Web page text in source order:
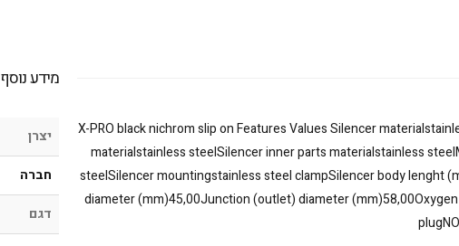
X-PRO black nichrom slip on Features Values Silencer
materialstainless steelSilencer inner parts materialstainless
steelSilencer mountingstainless steel clampSilencer body lenght
diameter (mm)45,00Junction (outlet) diameter
מידע נוסף
יצרן
חברה
דגם